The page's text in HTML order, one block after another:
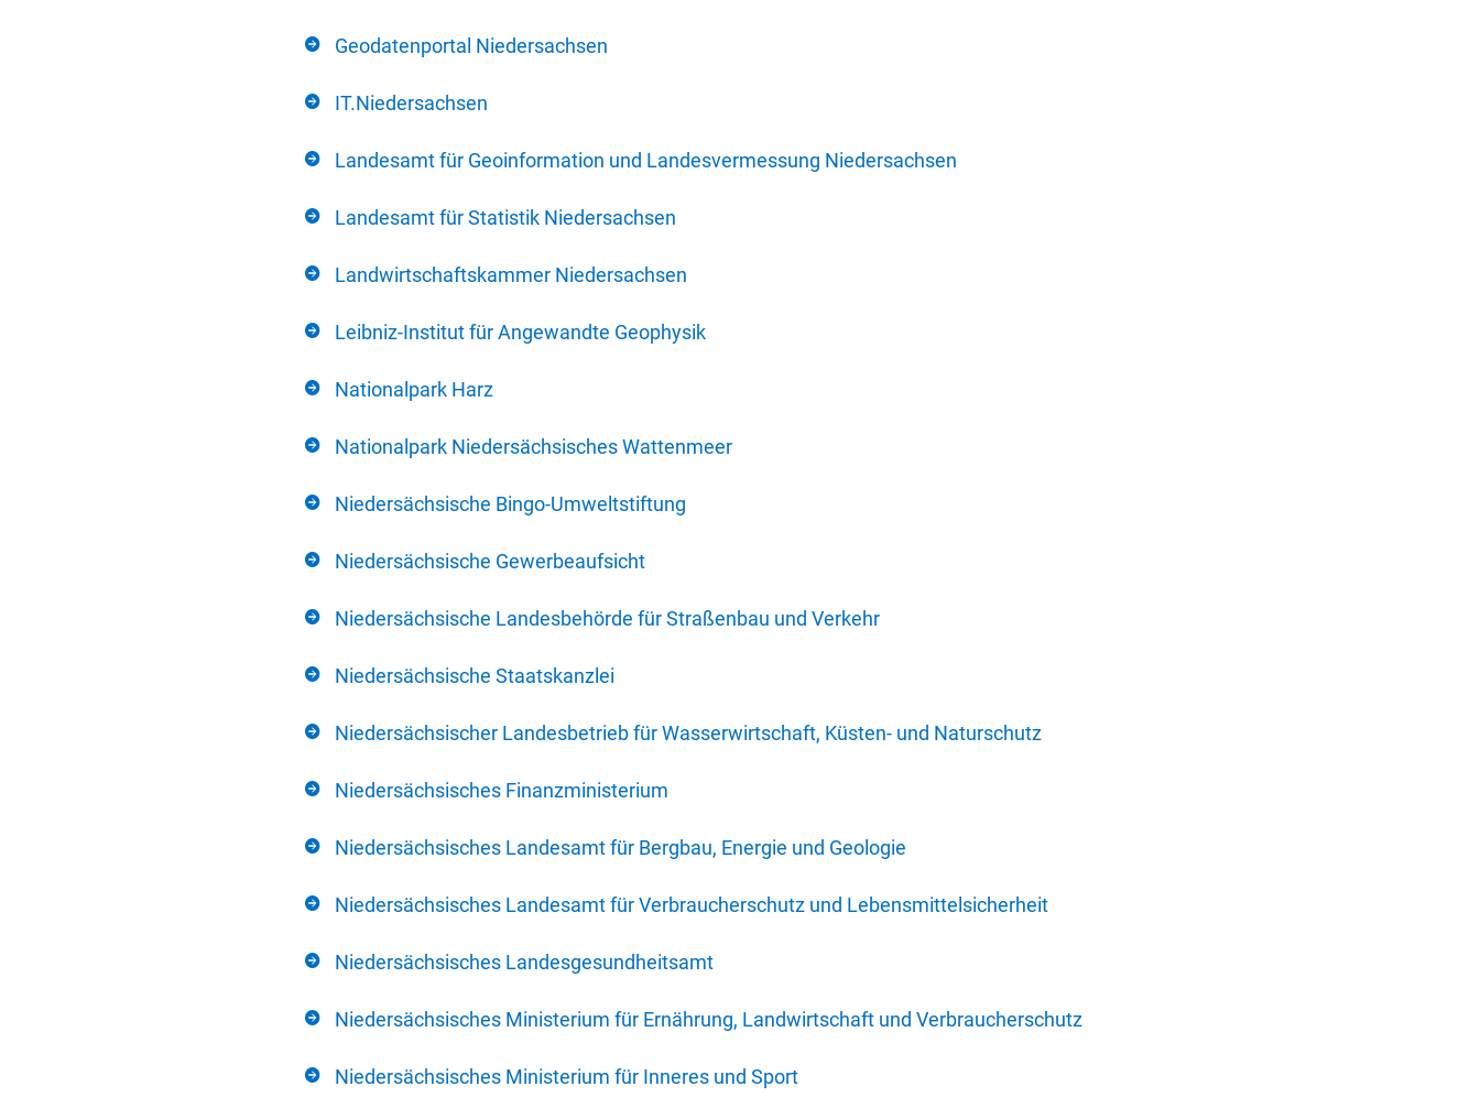
Geodatenportal Niedersachsen
IT.Niedersachsen
Landesamt für Geoinformation und Landesvermessung Niedersachsen
Landesamt für Statistik Niedersachsen
Landwirtschaftskammer Niedersachsen
Leibniz-Institut für Angewandte Geophysik
Nationalpark Harz
Nationalpark Niedersächsisches Wattenmeer
Niedersächsische Bingo-Umweltstiftung
Niedersächsische Gewerbeaufsicht
Niedersächsische Landesbehörde für Straßenbau und Verkehr
Niedersächsische Staatskanzlei
Niedersächsischer Landesbetrieb für Wasserwirtschaft, Küsten- und Naturschutz
Niedersächsisches Finanzministerium
Niedersächsisches Landesamt für Bergbau, Energie und Geologie
Niedersächsisches Landesamt für Verbraucherschutz und Lebensmittelsicherheit
Niedersächsisches Landesgesundheitsamt
Niedersächsisches Ministerium für Ernährung, Landwirtschaft und Verbraucherschutz
Niedersächsisches Ministerium für Inneres und Sport